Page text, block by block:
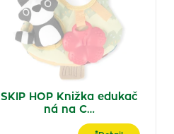
SKIP HOP Knižka edukač
ná na C…